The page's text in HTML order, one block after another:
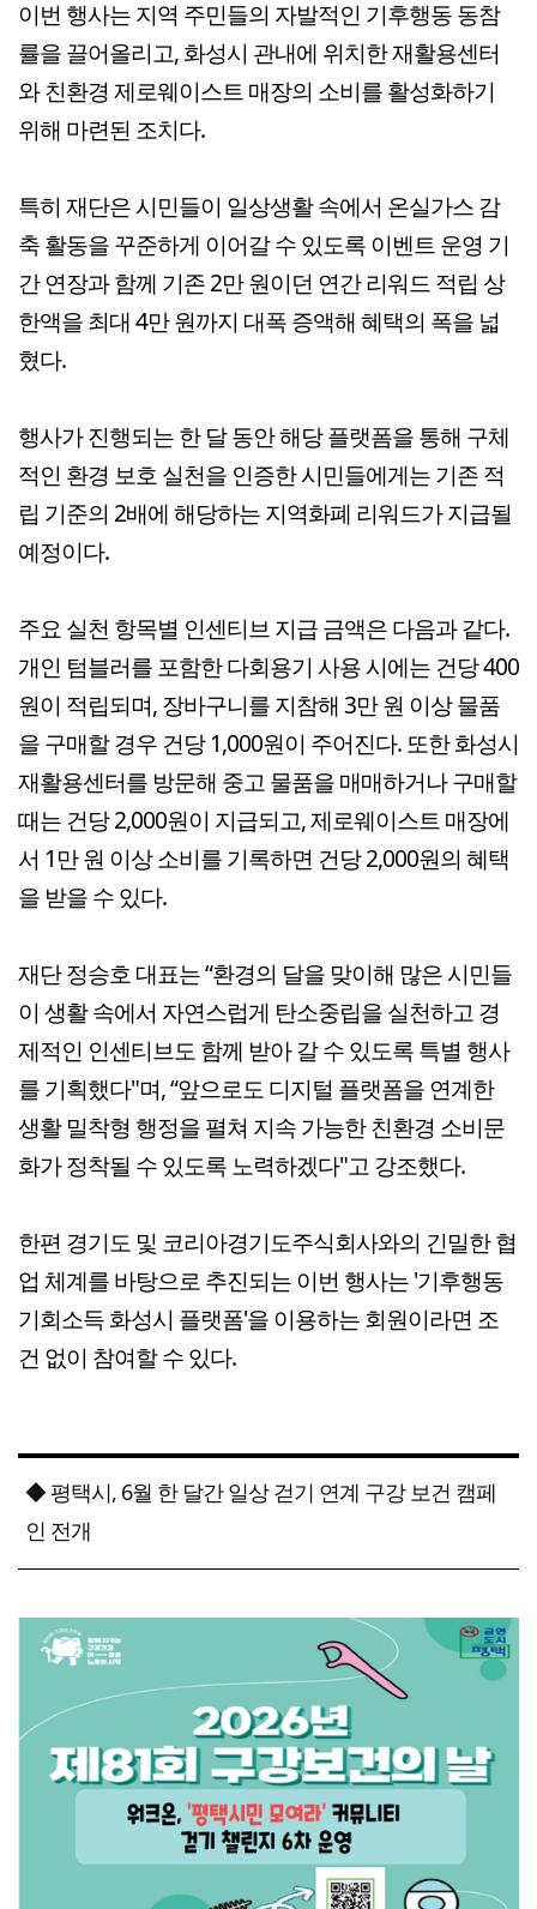
이번 행사는 지역 주민들의 자발적인 기후행동 동참
률을 끌어올리고, 화성시 관내에 위치한 재활용센터
와 친환경 제로웨이스트 매장의 소비를 활성화하기
위해 마련된 조치다.
특히 재단은 시민들이 일상생활 속에서 온실가스 감
축 활동을 꾸준하게 이어갈 수 있도록 이벤트 운영 기
간 연장과 함께 기존 2만 원이던 연간 리워드 적립 상
한액을 최대 4만 원까지 대폭 증액해 혜택의 폭을 넓
혔다.
행사가 진행되는 한 달 동안 해당 플랫폼을 통해 구체
적인 환경 보호 실천을 인증한 시민들에게는 기존 적
립 기준의 2배에 해당하는 지역화폐 리워드가 지급될
예정이다.
주요 실천 항목별 인센티브 지급 금액은 다음과 같다.
개인 텀블러를 포함한 다회용기 사용 시에는 건당 400
원이 적립되며, 장바구니를 지참해 3만 원 이상 물품
을 구매할 경우 건당 1,000원이 주어진다. 또한 화성시
재활용센터를 방문해 중고 물품을 매매하거나 구매할
때는 건당 2,000원이 지급되고, 제로웨이스트 매장에
서 1만 원 이상 소비를 기록하면 건당 2,000원의 혜택
을 받을 수 있다.
재단 정승호 대표는 “환경의 달을 맞이해 많은 시민들
이 생활 속에서 자연스럽게 탄소중립을 실천하고 경
제적인 인센티브도 함께 받아 갈 수 있도록 특별 행사
를 기획했다"며, “앞으로도 디지털 플랫폼을 연계한
생활 밀착형 행정을 펼쳐 지속 가능한 친환경 소비문
화가 정착될 수 있도록 노력하겠다"고 강조했다.
한편 경기도 및 코리아경기도주식회사와의 긴밀한 협
업 체계를 바탕으로 추진되는 이번 행사는 '기후행동
기회소득 화성시 플랫폼'을 이용하는 회원이라면 조
건 없이 참여할 수 있다.
◆ 평택시, 6월 한 달간 일상 걷기 연계 구강 보건 캠페
인 전개